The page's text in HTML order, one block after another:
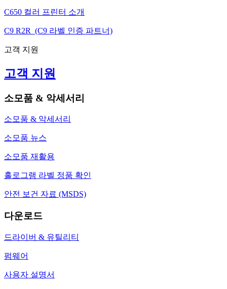
C650 컬러 프린터 소개
C9 R2R (C9 라벨 인증 파트너)
고객 지원
고객 지원
소모품 & 악세서리
소모품 & 악세서리
소모품 뉴스
소모품 재활용
홀로그램 라벨 정품 확인
안전 보건 자료 (MSDS)
다운로드
드라이버 & 유틸리티
펌웨어
사용자 설명서